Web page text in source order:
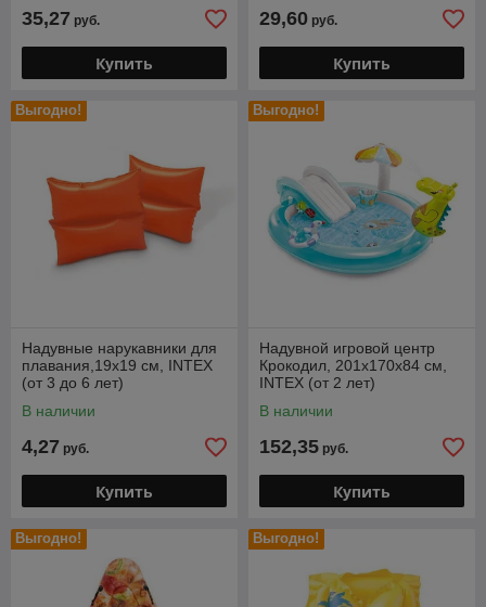
35,27 руб.
Купить
29,60 руб.
Купить
Выгодно!
Надувные нарукавники для
плавания,19х19 см, INTEX
(от 3 до 6 лет)
В наличии
4,27 руб.
Купить
Выгодно!
Надувной игровой центр
Крокодил, 201х170х84 см,
INTEX (от 2 лет)
В наличии
152,35 руб.
Купить
Выгодно! Выгодно!